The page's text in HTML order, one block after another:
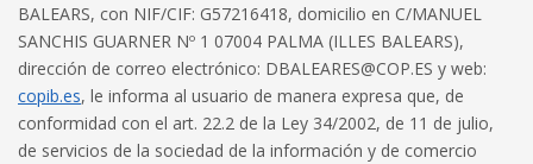
BALEARS, con NIF/CIF: G57216418, domicilio en C/MANUEL
SANCHIS GUARNER Nº 1 07004 PALMA (ILLES BALEARS),
dirección de correo electrónico: DBALEARES@COP.ES y web:
copib.es, le informa al usuario de manera expresa que, de
conformidad con el art. 22.2 de la Ley 34/2002, de 11 de julio,
de servicios de la sociedad de la información y de comercio